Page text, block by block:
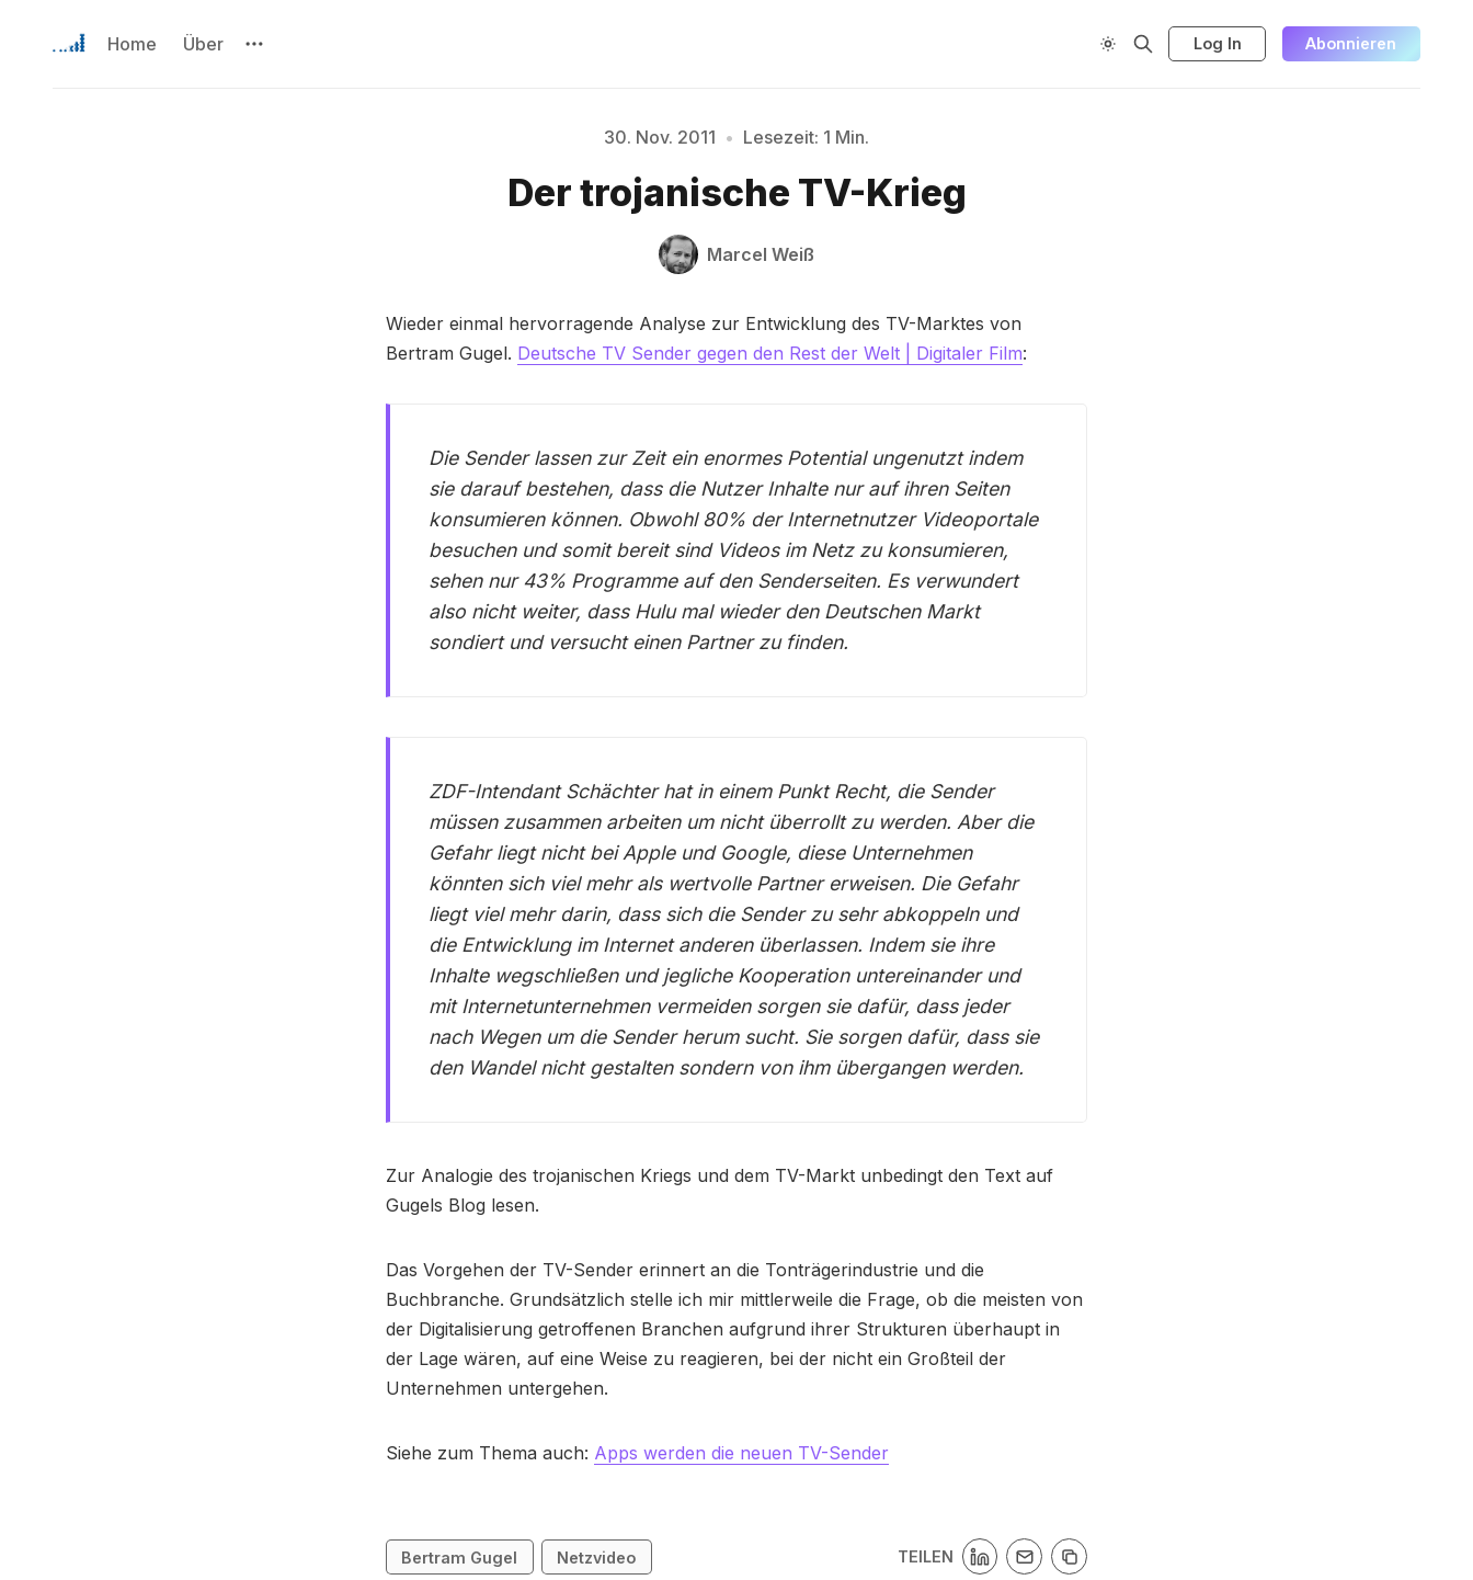
Home Über Log In Abonnieren
30. Nov. 2011 • Lesezeit: 1 Min.
Der trojanische TV-Krieg
Marcel Weiß
Wieder einmal hervorragende Analyse zur Entwicklung des TV-Marktes von
Bertram Gugel. Deutsche TV Sender gegen den Rest der Welt | Digitaler Film:
Die Sender lassen zur Zeit ein enormes Potential ungenutzt indem
sie darauf bestehen, dass die Nutzer Inhalte nur auf ihren Seiten
konsumieren können. Obwohl 80% der Internetnutzer Videoportale
besuchen und somit bereit sind Videos im Netz zu konsumieren,
sehen nur 43% Programme auf den Senderseiten. Es verwundert
also nicht weiter, dass Hulu mal wieder den Deutschen Markt
sondiert und versucht einen Partner zu finden.
ZDF-Intendant Schächter hat in einem Punkt Recht, die Sender
müssen zusammen arbeiten um nicht überrollt zu werden. Aber die
Gefahr liegt nicht bei Apple und Google, diese Unternehmen
könnten sich viel mehr als wertvolle Partner erweisen. Die Gefahr
liegt viel mehr darin, dass sich die Sender zu sehr abkoppeln und
die Entwicklung im Internet anderen überlassen. Indem sie ihre
Inhalte wegschließen und jegliche Kooperation untereinander und
mit Internetunternehmen vermeiden sorgen sie dafür, dass jeder
nach Wegen um die Sender herum sucht. Sie sorgen dafür, dass sie
den Wandel nicht gestalten sondern von ihm übergangen werden.
Zur Analogie des trojanischen Kriegs und dem TV-Markt unbedingt den Text auf
Gugels Blog lesen.
Das Vorgehen der TV-Sender erinnert an die Tonträgerindustrie und die
Buchbranche. Grundsätzlich stelle ich mir mittlerweile die Frage, ob die meisten von
der Digitalisierung getroffenen Branchen aufgrund ihrer Strukturen überhaupt in
der Lage wären, auf eine Weise zu reagieren, bei der nicht ein Großteil der
Unternehmen untergehen.
Siehe zum Thema auch: Apps werden die neuen TV-Sender
Bertram Gugel Netzvideo TEILEN